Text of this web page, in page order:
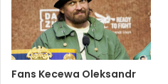
Fans Kecewa Oleksandr